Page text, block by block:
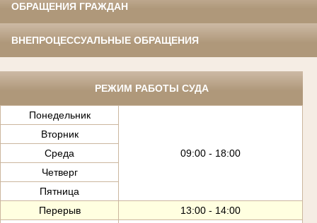
ОБРАЩЕНИЯ ГРАЖДАН
ВНЕПРОЦЕССУАЛЬНЫЕ ОБРАЩЕНИЯ
РЕЖИМ РАБОТЫ СУДА
Понедельник
09:00 - 18:00
Вторник
Среда
Четверг
Пятница
Перерыв
13:00 - 14:00